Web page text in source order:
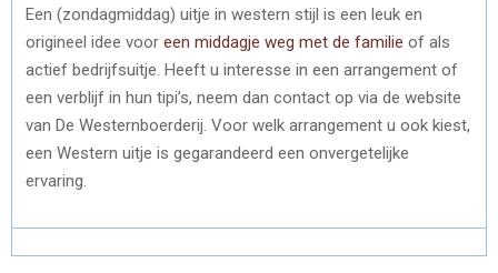
Een (zondagmiddag) uitje in western stijl is een leuk en
origineel idee voor een middagje weg met de familie of als
actief bedrijfsuitje. Heeft u interesse in een arrangement of
een verblijf in hun tipi’s, neem dan contact op via de website
van De Westernboerderij. Voor welk arrangement u ook kiest,
een Western uitje is gegarandeerd een onvergetelijke
ervaring.